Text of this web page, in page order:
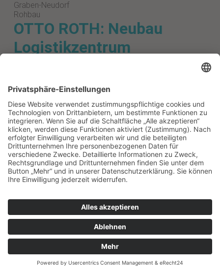
Graben-Neudorf
Rohbau
OTTO ROTH: Neubau
Logistikzentrum
Neubau Tiefgarage Block J
– Rohbauarbeiten mit TG-
Beschichtung
Heilbronn
Rohbau
Neubau Sporthalle+ im
Bürgerpark
Rohbau
Nationalpark
Schwarzwald: Neubau
Besucher- und